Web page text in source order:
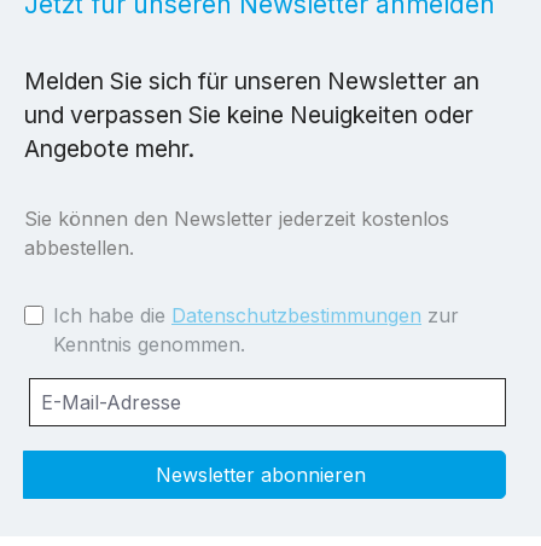
Melden Sie sich für unseren Newsletter an
und verpassen Sie keine Neuigkeiten oder
Angebote mehr.
Sie können den Newsletter jederzeit kostenlos
abbestellen.
Ich habe die Datenschutzbestimmungen zur
Kenntnis genommen.
Newsletter abonnieren